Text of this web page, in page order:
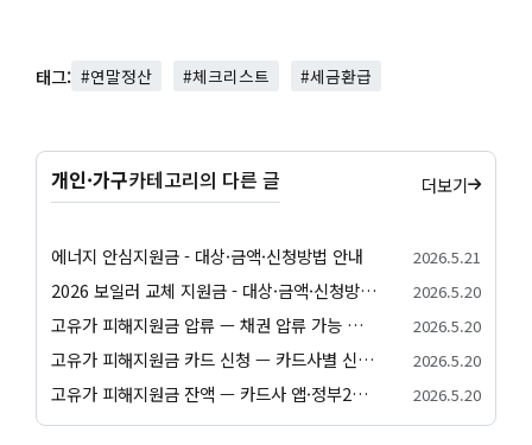
태그: #연말정산 #체크리스트 #세금환급
개인·가구카테고리의 다른 글 더보기
에너지 안심지원금 - 대상·금액·신청방법 안내 2026.5.21
2026 보일러 교체 지원금 - 대상·금액·신청방법 안내 2026.5.20
고유가 피해지원금 압류 — 채권 압류 가능 여부와 보호 절차 안내 2026.5.20
고유가 피해지원금 카드 신청 — 카드사별 신청 방법과 발급 절차 안내 2026.5.20
고유가 피해지원금 잔액 — 카드사 앱·정부24·앱별 잔액 조회 방법 2026.5.20